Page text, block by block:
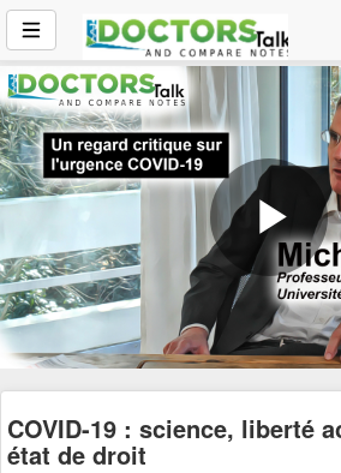
COVID-19 : science, liberté
état de droit